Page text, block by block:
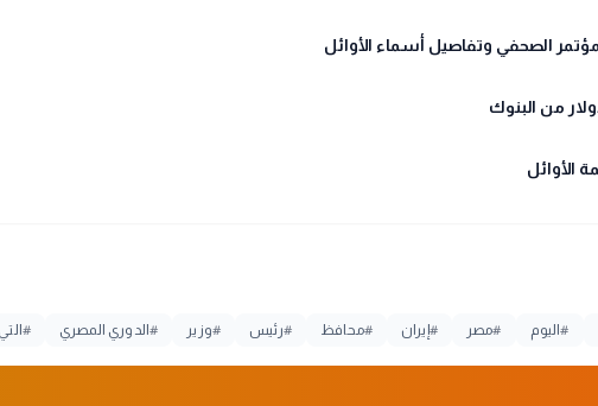
#اليوم #مصر # إيران #محافظ #رئيس #وزير #الدوري المصري # التي